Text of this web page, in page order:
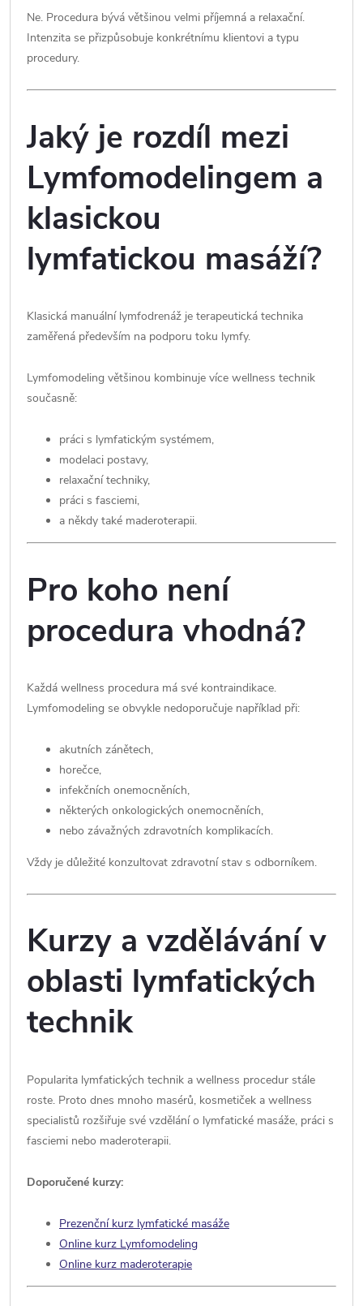
Ne. Procedura bývá většinou velmi příjemná a relaxační.
Intenzita se přizpůsobuje konkrétnímu klientovi a typu
procedury.
Jaký je rozdíl mezi
Lymfomodelingem a
klasickou
lymfatickou masáží?
Klasická manuální lymfodrenáž je terapeutická technika
zaměřená především na podporu toku lymfy.
Lymfomodeling většinou kombinuje více wellness technik
současně:
práci s lymfatickým systémem,
modelaci postavy,
relaxační techniky,
práci s fasciemi,
a někdy také maderoterapii.
Pro koho není
procedura vhodná?
Každá wellness procedura má své kontraindikace.
Lymfomodeling se obvykle nedoporučuje například při:
akutních zánětech,
horečce,
infekčních onemocněních,
některých onkologických onemocněních,
nebo závažných zdravotních komplikacích.
Vždy je důležité konzultovat zdravotní stav s odborníkem.
Kurzy a vzdělávání v
oblasti lymfatických
technik
Popularita lymfatických technik a wellness procedur stále
roste. Proto dnes mnoho masérů, kosmetiček a wellness
specialistů rozšiřuje své vzdělání o lymfatické masáže, práci s
fasciemi nebo maderoterapii.
Doporučené kurzy:
Prezenční kurz lymfatické masáže
Online kurz Lymfomodeling
Online kurz maderoterapie